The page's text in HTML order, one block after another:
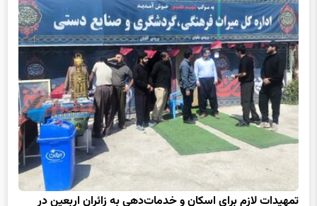
تمهیدات لازم برای اسکان و خدمات‌دهی به زائران اربعین در